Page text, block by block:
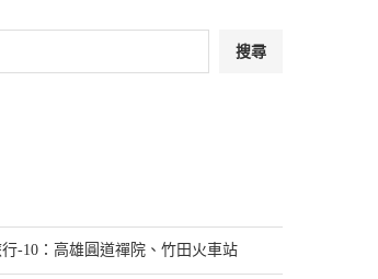
搜尋
-10：高雄圓道禪院、竹田火車站